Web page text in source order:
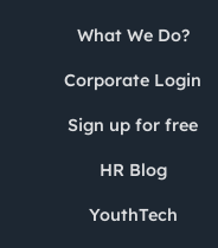
What We Do?
Corporate Login
Sign up for free
HR Blog
YouthTech